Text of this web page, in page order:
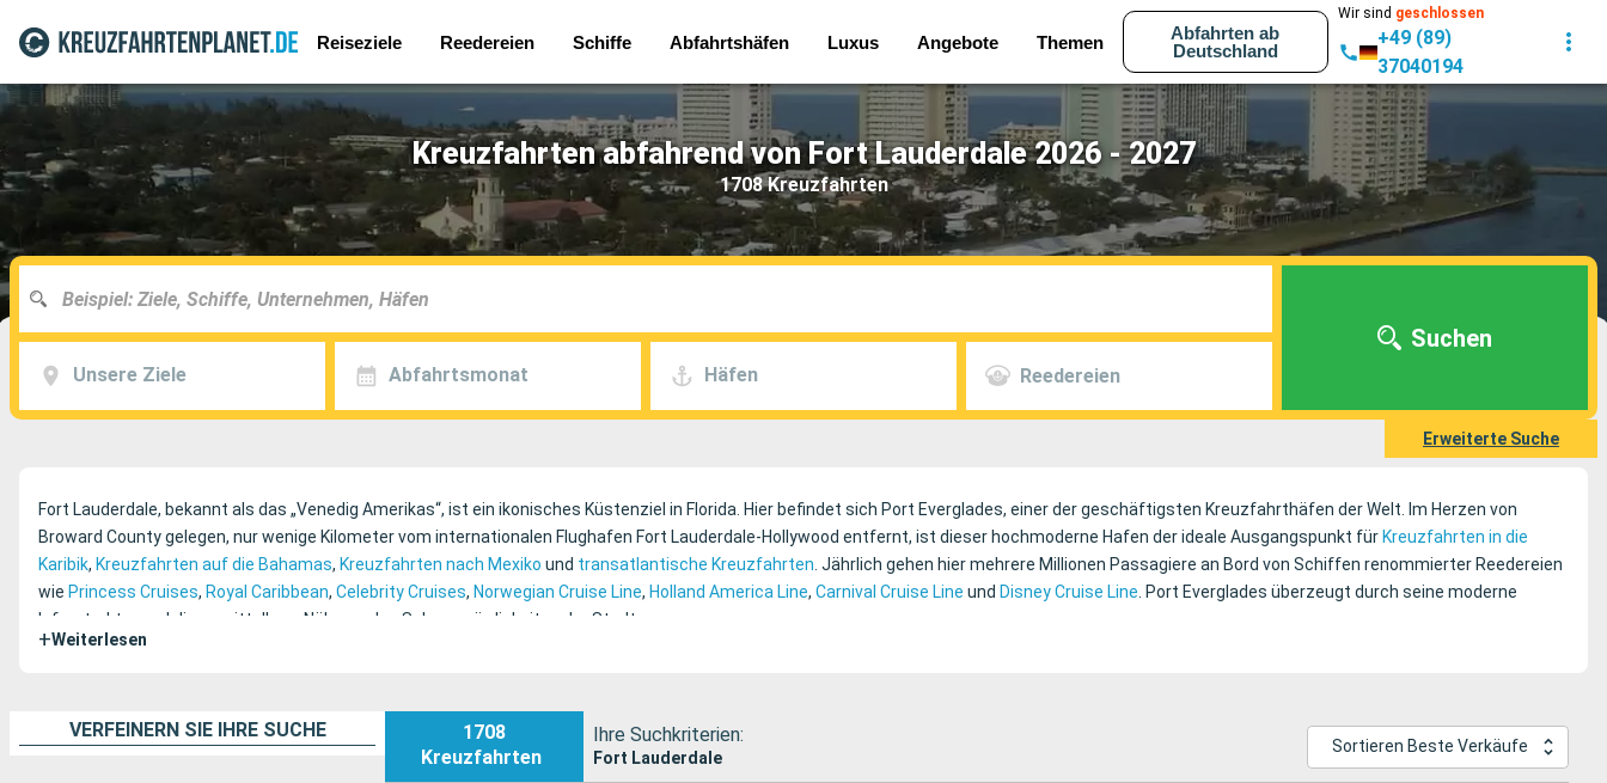
Reiseziele Reedereien Schiffe Abfahrtshäfen Luxus Angebote Themen
Abfahrten ab
Deutschland
Wir sind geschlossen
+49 (89)
37040194
Kreuzfahrten abfahrend von Fort Lauderdale 2026 - 2027
1708 Kreuzfahrten
Unsere Ziele Abfahrtsmonat Häfen Reedereien
Suchen
Erweiterte Suche
Fort Lauderdale, bekannt als das „Venedig Amerikas“, ist ein ikonisches Küstenziel in Florida. Hier befindet sich Port Everglades, einer der geschäftigsten Kreuzfahrthäfen der Welt. Im Herzen von
Broward County gelegen, nur wenige Kilometer vom internationalen Flughafen Fort Lauderdale-Hollywood entfernt, ist dieser hochmoderne Hafen der ideale Ausgangspunkt für Kreuzfahrten in die
Karibik, Kreuzfahrten auf die Bahamas, Kreuzfahrten nach Mexiko und transatlantische Kreuzfahrten . Jährlich gehen hier mehrere Millionen Passagiere an Bord von Schiffen renommierter Reedereien
wie Princess Cruises, Royal Caribbean, Celebrity Cruises, Norwegian Cruise Line, Holland America Line, Carnival Cruise Line und Disney Cruise Line . Port Everglades überzeugt durch seine moderne
Infrastruktur und die unmittelbare Nähe zu den Sehenswürdigkeiten der Stadt.
+Weiterlesen
VERFEINERN SIE IHRE SUCHE
1708
Kreuzfahrten
Ihre Suchkriterien:
Fort Lauderdale
Sortieren Beste Verkäufe